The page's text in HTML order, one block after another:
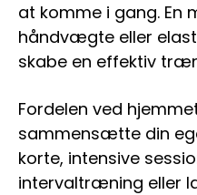
at komme i gang. En
håndvægte eller
skabe en effektiv
Fordelen ved
sammensætte din
korte, intensive
intervaltræning eller